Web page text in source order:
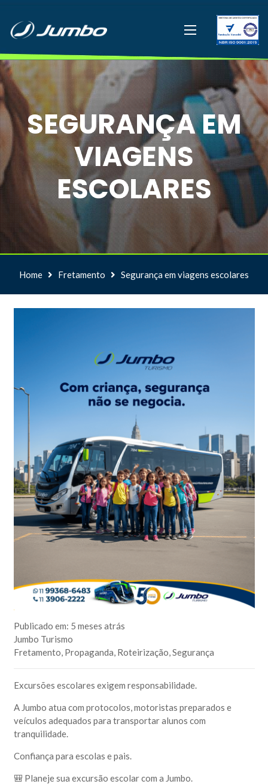
SEGURANÇA EM
VIAGENS
ESCOLARES
Home Fretamento Segurança em viagens escolares
Publicado em: 5 meses atrás
Jumbo Turismo
Fretamento, Propaganda, Roteirização,Segurança
Excursões escolares exigem responsabilidade.
A Jumbo atua com protocolos, motoristas preparados e
veículos adequados para transportar alunos com
tranquilidade.
Confiança para escolas e pais.
🎒 Planeje sua excursão escolar com a Jumbo.